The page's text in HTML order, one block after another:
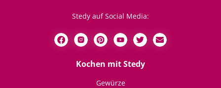
Stedy auf Social Media:
Kochen mit Stedy
Gewürze